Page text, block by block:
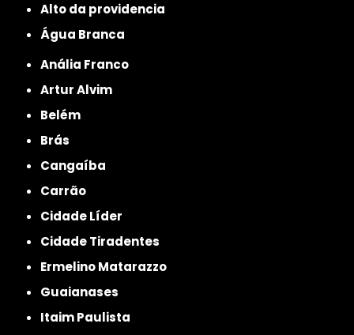
alto da providencia
Água Branca
Anália Franco
Artur Alvim
Belém
Brás
Cangaíba
Carrão
Cidade Líder
Cidade Tiradentes
Ermelino Matarazzo
Guaianases
Itaim Paulista